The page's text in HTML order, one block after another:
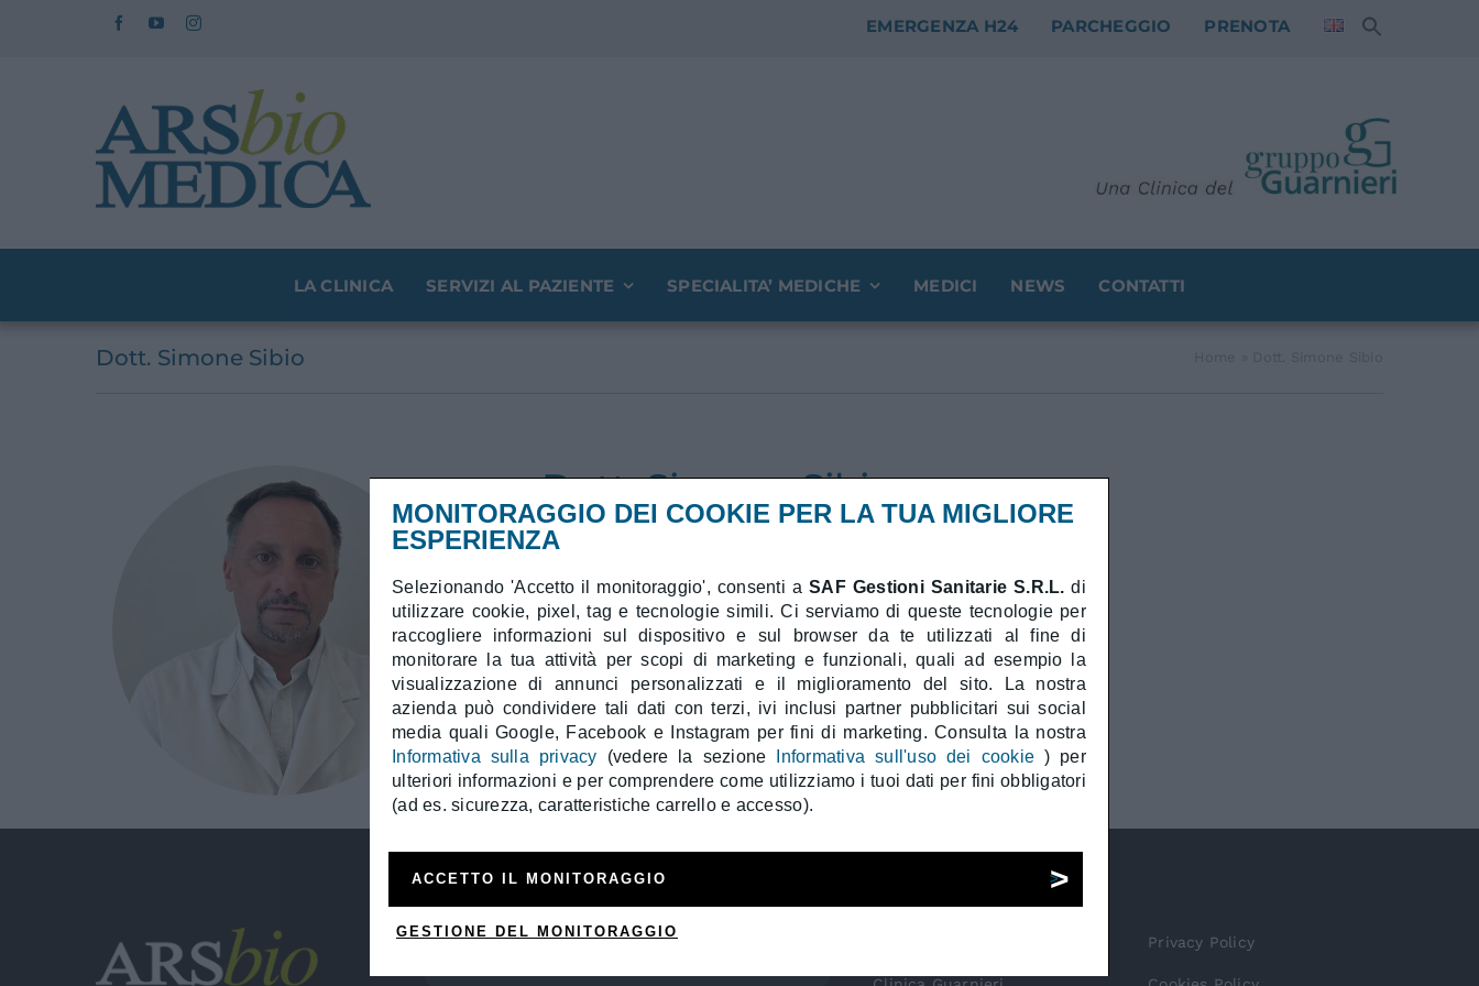
EMERGENZA H24 PARCHEGGIO PRENOTA
LA CLINICA SERVIZI AL PAZIENTE SPECIALITA’ MEDICHE MEDICI NEWS CONTATTI
Dott. Simone Sibio
Dott. Simone Sibio
Chirurgia Addominale, Chirurgia Generale
INDIETRO
Privacy Policy
MONITORAGGIO DEI COOKIE PER LA TUA MIGLIORE
ESPERIENZA
Selezionando 'Accetto il monitoraggio', consenti a SAF Gestioni Sanitarie S.R.L. di
utilizzare cookie, pixel, tag e tecnologie simili. Ci serviamo di queste tecnologie per
raccogliere informazioni sul dispositivo e sul browser da te utilizzati al fine di
monitorare la tua attività per scopi di marketing e funzionali, quali ad esempio la
visualizzazione di annunci personalizzati e il miglioramento del sito. La nostra
azienda può condividere tali dati con terzi, ivi inclusi partner pubblicitari sui social
media quali Google, Facebook e Instagram per fini di marketing. Consulta la nostra
Informativa sulla privacy
(vedere la sezione Informativa sull'uso dei cookie ) per
ulteriori informazioni e per comprendere come utilizziamo i tuoi dati per fini obbligatori
(ad es. sicurezza, caratteristiche carrello e accesso).
ACCETTO IL MONITORAGGIO
GESTIONE DEL MONITORAGGIO